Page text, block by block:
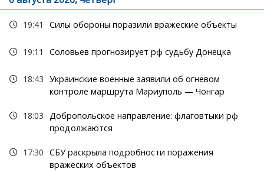
19:41 Силы обороны поразили вражеские объекты
19:11 Соловьев прогнозирует рф судьбу Донецка
18:43 Украинские военные заявили об огневом
контроле маршрута Мариуполь — Чонгар
18:03 Добропольское направление: флаговтыки рф
продолжаются
17:30 СБУ раскрыла подробности поражения
вражеских объектов